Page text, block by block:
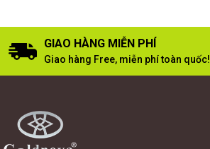
GIAO HÀNG MIỄN PHÍ
Giao hàng Free, miễn phí toàn quốc!